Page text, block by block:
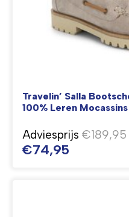
Travelin’ Salla
100% Leren Mocassins
Adviesprijs €189,95
€74,95